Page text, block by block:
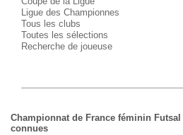
Ligue des Championnes
Tous les clubs
Toutes les sélections
Recherche de joueuse
Championnat de France féminin Futsal
connues